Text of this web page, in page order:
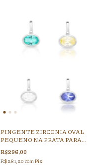
PINGENTE ZIRCONIA OVAL
PEQUENO NA PRATA PARA
CORDÃO FINO
R$296,00
R$281,20 com Pix